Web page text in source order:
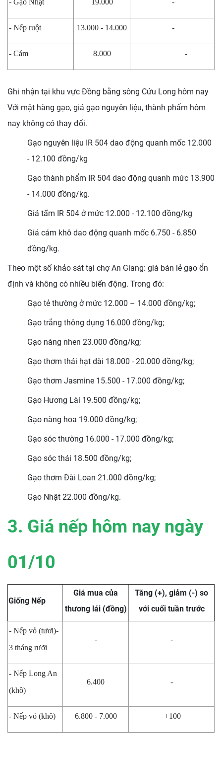
- Nếp ruột 13.000 - 14.000 -
- Cám 8.000 -
Ghi nhận tại khu vực Đồng bằng sông Cửu Long hôm nay
Với mặt hàng gạo, giá gạo nguyên liệu, thành phẩm hôm
nay không có thay đổi.
Gạo nguyên liệu IR 504 dao động quanh mốc 12.000
- 12.100 đồng/kg
Gạo thành phẩm IR 504 dao động quanh mức 13.900
- 14.000 đồng/kg.
Giá tấm IR 504 ở mức 12.000 - 12.100 đồng/kg
Giá cám khô dao động quanh mốc 6.750 - 6.850
đồng/kg.
Theo một số khảo sát tại chợ An Giang: giá bán lẻ gạo ổn
định và không có nhiều biến động. Trong đó:
Gạo tẻ thường ở mức 12.000 – 14.000 đồng/kg;
Gạo trắng thông dụng 16.000 đồng/kg;
Gạo nàng nhen 23.000 đồng/kg;
Gạo thơm thái hạt dài 18.000 - 20.000 đồng/kg;
Gạo thơm Jasmine 15.500 - 17.000 đồng/kg;
Gạo Hương Lài 19.500 đồng/kg;
Gạo nàng hoa 19.000 đồng/kg;
Gạo sóc thường 16.000 - 17.000 đồng/kg;
Gạo sóc thái 18.500 đồng/kg;
Gạo thơm Đài Loan 21.000 đồng/kg;
Gạo Nhật 22.000 đồng/kg.
3. Giá nếp hôm nay ngày
01/10
Giống Nếp
Giá mua của
thương lái (đồng)
Tăng (+), giảm (-) so
với cuối tuần trước
- Nếp vỏ (tươi)-
3 tháng rưỡi
- -
- Nếp Long An
(khô)
6.400 -
- Nếp vỏ (khô) 6.800 - 7.000 +100